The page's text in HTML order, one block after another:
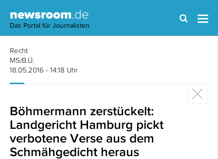
newsroom.de
Das Portal für Journalisten
Recht
MS/B.Ü.
18.05.2016 - 14:18 Uhr
Böhmermann zerstückelt:
Landgericht Hamburg pickt
verbotene Verse aus dem
Schmähgedicht heraus